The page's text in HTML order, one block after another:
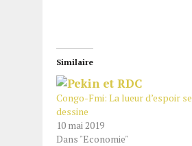
Similaire
Congo-Fmi: La lueur d’espoir se
dessine
10 mai 2019
Dans "Economie"